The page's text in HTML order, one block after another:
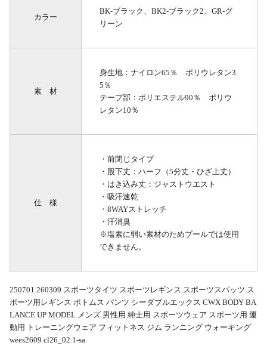
カラー
BK-ブラック、BK2-ブラック2、GR-グ
リーン
素 材
身生地：ナイロン65％ ポリウレタン3
5％
テープ部：ポリエステル90％ ポリウ
レタン10％
仕 様
・前閉じタイプ
・股下丈：ハーフ（5分丈・ひざ上丈）
・はき込み丈：ジャストウエスト
・吸汗速乾
・8WAYストレッチ
・汗消臭
※塩素に弱い素材のためプールでは使用
できません。
250701 260309 スポーツタイツ スポーツレギンス スポーツスパッツ ス
ポーツ用レギンス ボトムス パンツ シーダブルエックス CWX BODY BA
LANCE UP MODEL メンズ 男性用 紳士用 スポーツウェア スポーツ用 運
動用 トレーニングウェア フィットネス ジム ランニング ウォーキング
wees2609 cl26_02 1-sa